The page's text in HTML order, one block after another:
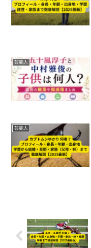
芸能人
芸能人